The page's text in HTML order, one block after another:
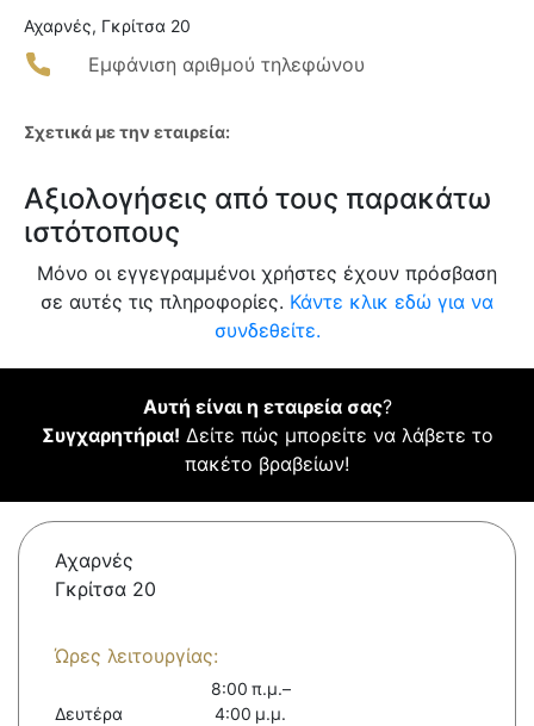
Αχαρνές, Γκρίτσα 20
Εμφάνιση αριθμού τηλεφώνου
Σχετικά με την εταιρεία:
Αξιολογήσεις από τους παρακάτω
ιστότοπους
Μόνο οι εγγεγραμμένοι χρήστες έχουν πρόσβαση
σε αυτές τις πληροφορίες. Κάντε κλικ εδώ για να
συνδεθείτε.
Αυτή είναι η εταιρεία σας?
Συγχαρητήρια! Δείτε πώς μπορείτε να λάβετε το
πακέτο βραβείων!
Αχαρνές
Γκρίτσα 20
Ώρες λειτουργίας:
Δευτέρα
8:00 π.μ.–
4:00 μ.μ.